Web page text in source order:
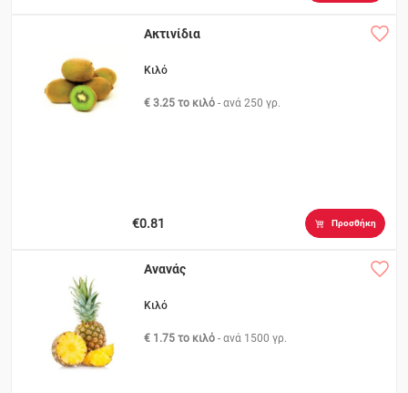
Ακτινίδια
Κιλό
€ 3.25 το κιλό - ανά250 γρ.
€0.81 Προσθήκη
Ανανάς
Κιλό
€ 1.75 το κιλό - ανά 1500 γρ.